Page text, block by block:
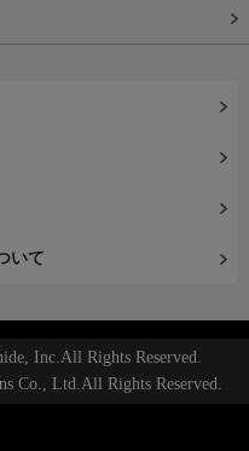
いて
Inc.All Rights Reserved.
Co., Ltd.All Rights Reserved.